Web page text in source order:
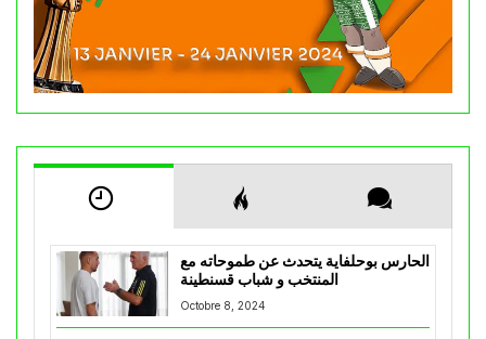
الحارس بوحلفاية يتحدث عن طموحاته مع
المنتخب و شباب قسنطينة
Octobre 8, 2024